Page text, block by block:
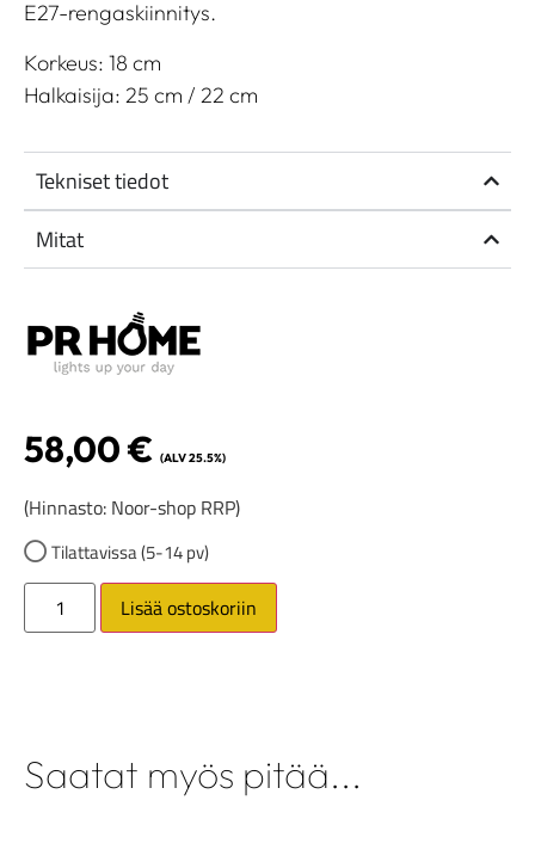
E27-rengaskiinnitys.
Korkeus: 18 cm
Halkaisija: 25 cm / 22 cm
Tekniset tiedot
Mitat
58,00€ (ALV 25.5%)
(Hinnasto: Noor-shop RRP)
Tilattavissa (5-14 pv)
Lisää ostoskoriin
Saatat myös pitää...